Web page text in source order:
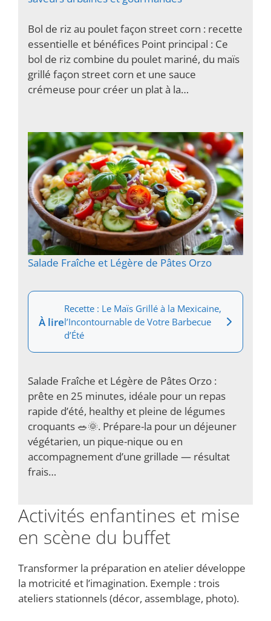
Bol de riz au poulet façon street corn : recette
essentielle et bénéfices Point principal : Ce
bol de riz combine du poulet mariné, du maïs
grillé façon street corn et une sauce
crémeuse pour créer un plat à la…
Salade Fraîche et Légère de Pâtes Orzo
À lire
Recette : Le Maïs Grillé à la Mexicaine,
l’Incontournable de Votre Barbecue
d’Été
Salade Fraîche et Légère de Pâtes Orzo :
prête en 25 minutes, idéale pour un repas
rapide d’été, healthy et pleine de légumes
croquants 🥗🌞. Prépare-la pour un déjeuner
végétarien, un pique-nique ou en
accompagnement d’une grillade — résultat
frais…
Activités enfantines et mise
en scène du buffet
Transformer la préparation en atelier développe
la motricité et l’imagination. Exemple : trois
ateliers stationnels (décor, assemblage, photo).